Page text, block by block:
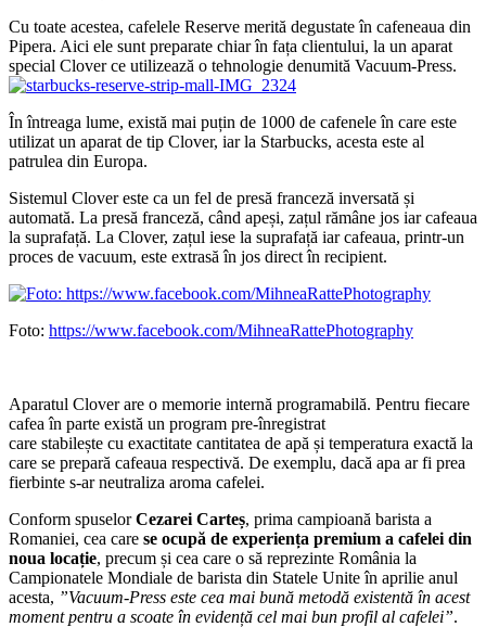
Cu toate acestea, cafelele Reserve merită degustate în cafeneaua din
Pipera. Aici ele sunt preparate chiar în fața clientului, la un aparat
special Clover ce utilizează o tehnologie denumită Vacuum-Press.
În întreaga lume, există mai puțin de 1000 de cafenele în care este
utilizat un aparat de tip Clover, iar la Starbucks, acesta este al
patrulea din Europa.
Sistemul Clover este ca un fel de presă franceză inversată și
automată. La presă franceză, când apeși, zațul rămâne jos iar cafeaua
la suprafață. La Clover, zațul iese la suprafață iar cafeaua, printr-un
proces de vacuum, este extrasă în jos direct în recipient.
Foto: https://www.facebook.com/MihneaRattePhotography
Aparatul Clover are o memorie internă programabilă. Pentru fiecare
cafea în parte există un program pre-înregistrat
care stabilește cu exactitate cantitatea de apă și temperatura exactă la
care se prepară cafeaua respectivă. De exemplu, dacă apa ar fi prea
fierbinte s-ar neutraliza aroma cafelei.
Conform spuselorCezarei Carteș, prima campioană barista a
Romaniei, cea care se ocupă de experiența premium a cafelei din
noua locație, precum și cea care o să reprezinte România la
Campionatele Mondiale de barista din Statele Unite în aprilie anul
acesta, ”Vacuum-Press este cea mai bună metodă existentă în acest
moment pentru a scoate în evidență cel mai bun profil al cafelei”.